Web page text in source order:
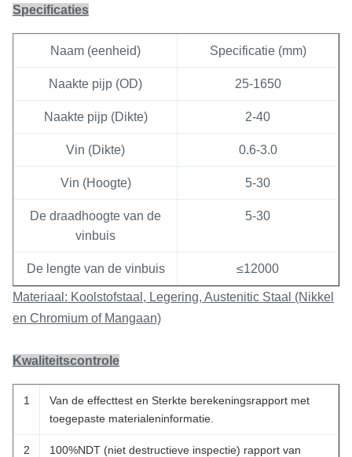
Specificaties
Naam (eenheid) Specificatie (mm)
Naakte pijp (OD) 25-1650
Naakte pijp (Dikte) 2-40
Vin (Dikte) 0.6-3.0
Vin (Hoogte) 5-30
De draadhoogte van de
vinbuis
5-30
De lengte van de vinbuis ≤12000
Materiaal: Koolstofstaal, Legering, Austenitic Staal (Nikkel
en Chromium of Mangaan)
Kwaliteitscontrole
1
Van de effecttest en Sterkte berekeningsrapport met
toegepaste materialeninformatie.
2
100%NDT (niet destructieve inspectie) rapport van